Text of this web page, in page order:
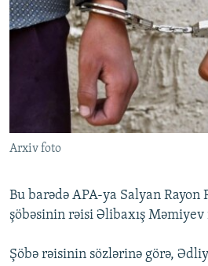
FOTOQALEREYA
İNFOQRAFIKA
KARIKATURA
OXU ZALI
AZƏRBAYCAN ƏDƏBIYYATI KITABXANASI
İSLAM VƏ DEMOKRATIYA
İZ - MƏDƏNIYYƏT PROQRAMI
HAQQIMIZDA
MISSIYAMIZ
PEŞƏ ETIKASI VƏ JURNALISTIKA
MATERIALLARIMIZDAN ISTIFADƏ
AZADLIQRADIOSU MOBIL
BIZIMLƏ ƏLAQƏ
RFE/RL-in bütün saytları
Arxiv foto
Bu barədə APA-ya Salyan Rayon
şöbəsinin rəisi Əlibaxış
Şöbə rəisinin sözlərinə görə,